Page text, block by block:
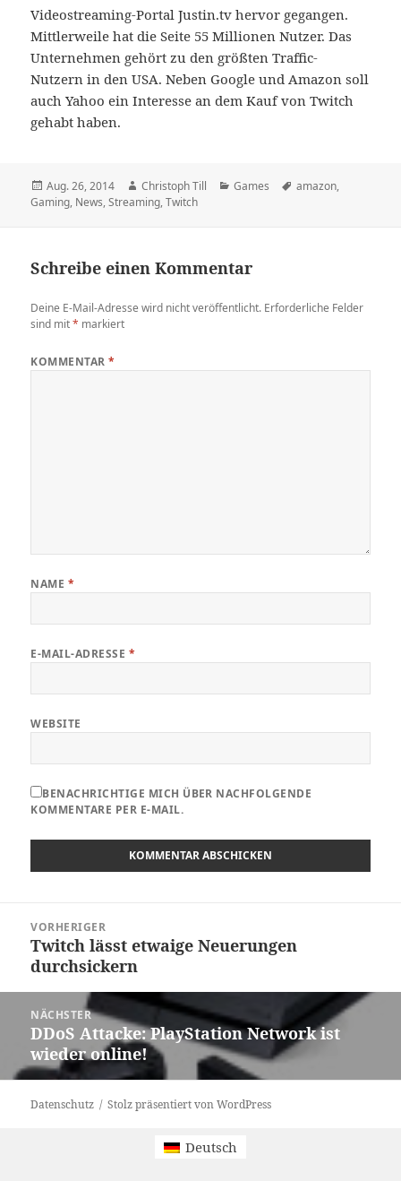
Videostreaming-Portal Justin.tv hervor gegangen.
Mittlerweile hat die Seite 55 Millionen Nutzer. Das
Unternehmen gehört zu den größten Traffic-
Nutzern in den USA. Neben Google und Amazon soll
auch Yahoo ein Interesse an dem Kauf von Twitch
gehabt haben.
Veröffentlicht
am
Aug. 26, 2014 Autor
Christoph Till Kategorien
Games Schlagwörter
amazon,
Gaming, News,Streaming,Twitch
Schreibe einen Kommentar
Deine E-Mail-Adresse wird nicht veröffentlicht. Erforderliche Felder
sind mit* markiert
KOMMENTAR*
NAME *
E-MAIL-ADRESSE *
WEBSITE
BENACHRICHTIGE MICH ÜBER NACHFOLGENDE
KOMMENTARE PER E-MAIL.
VORHERIGER
Vorheriger
Beitrag:
Twitch lässt etwaige Neuerungen
durchsickern
NÄCHSTER
Nächster
Beitrag:
DDoS Attacke: PlayStation Network ist
wieder online!
Datenschutz Stolz präsentiert von WordPress
Deutsch